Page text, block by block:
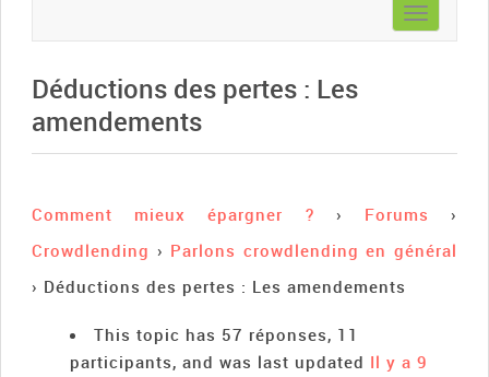
Toggle
navigation
Déductions des pertes : Les
amendements
Comment mieux épargner ? › Forums
›
Crowdlending › Parlons crowdlending en général
› Déductions des pertes : Les amendements
This topic has 57 réponses, 11
participants, and was last updated Il y a 9